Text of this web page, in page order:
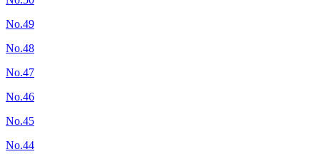
No.49
No.48
No.47
No.46
No.45
No.44